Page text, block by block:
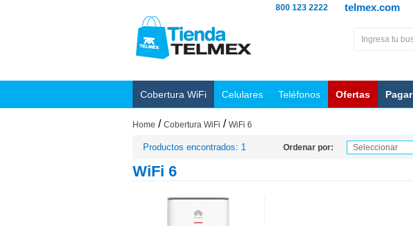
telmex.com
800 123 2222
Cobertura WiFi Celulares Teléfonos Ofertas
Home / Cobertura WiFi / WiFi 6
Productos encontrados: 1 Ordenar por:
WiFi 6